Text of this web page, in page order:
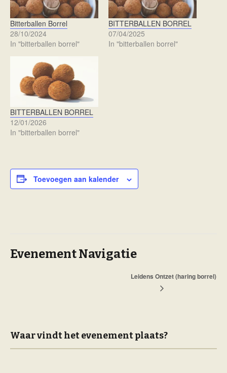
Bitterballen Borrel
28/10/2024
In "bitterballen borrel"
BITTERBALLEN BORREL
07/04/2025
In "bitterballen borrel"
BITTERBALLEN BORREL
12/01/2026
In "bitterballen borrel"
Toevoegen aan kalender
Evenement Navigatie
Leidens Ontzet (haring borrel)
Waar vindt het evenement plaats?